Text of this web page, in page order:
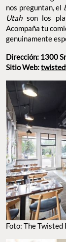
nos preguntan, el
Utah son los
Acompaña tu
genuinamente
Dirección: 1300
Sitio Web:
Foto: The Twisted